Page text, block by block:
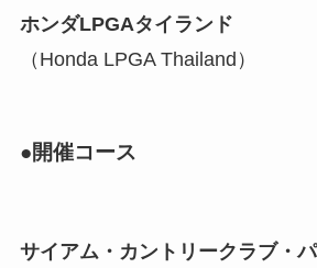
ホンダLPGAタイランド
（Honda LPGA Thailand）
●開催コース
サイアム・カントリークラブ・